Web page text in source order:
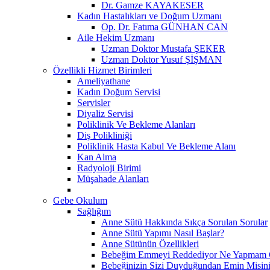
Dr. Gamze KAYAKESER
Kadın Hastalıkları ve Doğum Uzmanı
Op. Dr. Fatıma GÜNHAN CAN
Aile Hekim Uzmanı
Uzman Doktor Mustafa ŞEKER
Uzman Doktor Yusuf ŞİŞMAN
Özellikli Hizmet Birimleri
Ameliyathane
Kadın Doğum Servisi
Servisler
Diyaliz Servisi
Poliklinik Ve Bekleme Alanları
Diş Polikliniği
Poliklinik Hasta Kabul Ve Bekleme Alanı
Kan Alma
Radyoloji Birimi
Müşahade Alanları
Gebe Okulum
Sağlığım
Anne Sütü Hakkında Sıkça Sorulan Sorular
Anne Sütü Yapımı Nasıl Başlar?
Anne Sütünün Özellikleri
Bebeğim Emmeyi Reddediyor Ne Yapmam
Bebeğinizin Sizi Duyduğundan Emin